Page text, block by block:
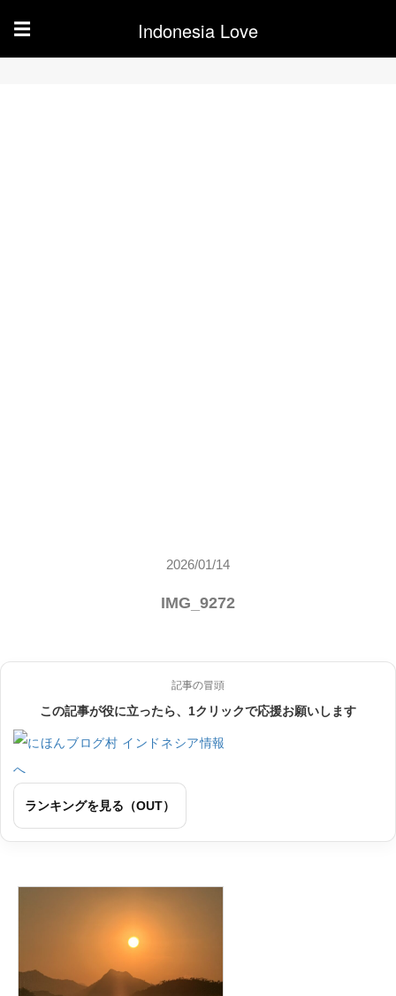
☰ Indonesia Love
2026/01/14
IMG_9272
記事の冒頭
この記事が役に立ったら、1クリックで応援お願いします
ランキングを見る（OUT）